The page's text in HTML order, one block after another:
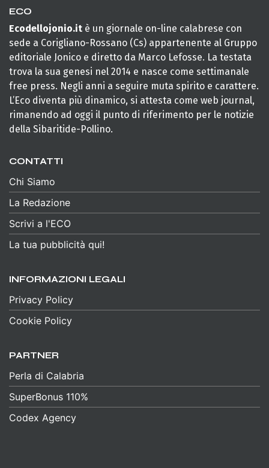
ECO
Ecodellojonio.it è un giornale on-line calabrese con
sede a Corigliano-Rossano (Cs) appartenente al Gruppo
editoriale Jonico e diretto da Marco Lefosse. La testata
trova la sua genesi nel 2014 e nasce come settimanale
free press. Negli anni a seguire muta spirito e carattere.
L’Eco diventa più dinamico, si attesta come web journal,
rimanendo ad oggi il punto di riferimento per le notizie
della Sibaritide-Pollino.
CONTATTI
Chi Siamo
La Redazione
Scrivi a l'ECO
La tua pubblicità qui!
INFORMAZIONI LEGALI
Privacy Policy
Cookie Policy
PARTNER
Perla di Calabria
SuperBonus 110%
Codex Agency